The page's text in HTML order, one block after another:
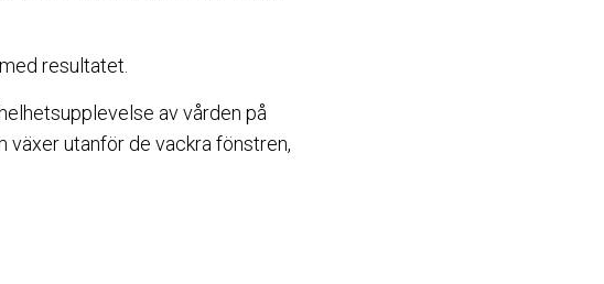
resultatet.
av vården på
växer utanför de vackra fönstren,